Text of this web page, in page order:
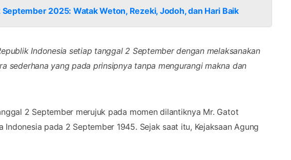
2025: Watak Weton, Rezeki, Jodoh, dan Hari Baik
Indonesia setiap tanggal 2 September dengan melaksanakan
sederhana yang pada prinsipnya tanpa mengurangi makna dan
2 September merujuk pada momen dilantiknya Mr. Gatot
pada 2 September 1945. Sejak saat itu, Kejaksaan Agung